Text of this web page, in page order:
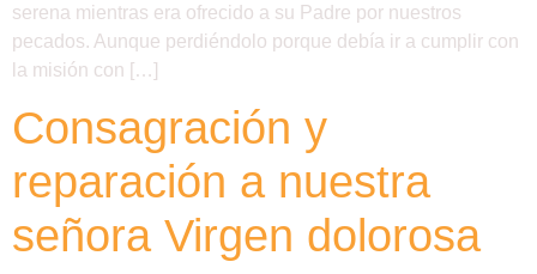
serena mientras era ofrecido a su Padre por nuestros
pecados. Aunque perdiéndolo porque debía ir a cumplir con
la misión con […]
Consagración y
reparación a nuestra
señora Virgen dolorosa